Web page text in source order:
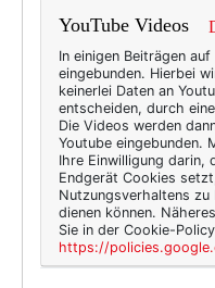
YouTube Videos
In einigen Beiträgen
eingebunden. Hierbei
keinerlei Daten an
entscheiden, durch
Die Videos werden
Youtube eingebunden.
Ihre Einwilligung darin,
Endgerät Cookies
Nutzungsverhaltens
dienen können.
Sie in der Cookie-
https://